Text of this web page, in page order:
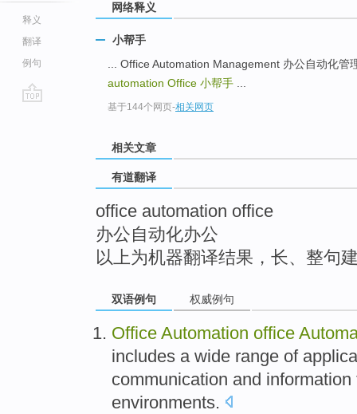
释义
翻译
例句
网络释义
小帮手
... Office Automation Management 办公自动化
automation Office 小帮手
基于144个网页-相关网页
相关文章
有道翻译
office automation office
办公自动化办公
以上为机器翻译结果，长、整句
双语例句 权威例句
Office Automation office
includes a wide range of
communication and information
environments.